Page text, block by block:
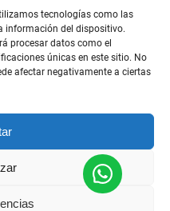
tecnologías como las
información del dispositivo.
procesar datos como el
únicas en este sitio. No
afectar negativamente a ciertas
aceitar a nossa